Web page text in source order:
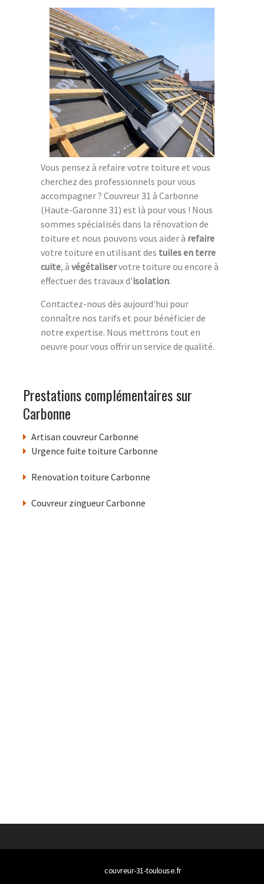
Vous pensez à refaire votre toiture et vous
cherchez des professionnels pour vous
accompagner ? Couvreur 31 à Carbonne
(Haute-Garonne 31) est là pour vous ! Nous
sommes spécialisés dans la rénovation de
toiture et nous pouvons vous aider à refaire
votre toiture en utilisant des tuiles en terre
cuite, à végétaliservotre toiture ou encore à
effectuer des travaux d'isolation.
Contactez-nous dès aujourd'hui pour
connaître nos tarifs et pour bénéficier de
notre expertise. Nous mettrons tout en
oeuvre pour vous offrir un service de qualité.
Prestations complémentaires sur
Carbonne
Artisan couvreur Carbonne
Urgence fuite toiture Carbonne
Renovation toiture Carbonne
Couvreur zingueur Carbonne
couvreur-31-toulouse.fr